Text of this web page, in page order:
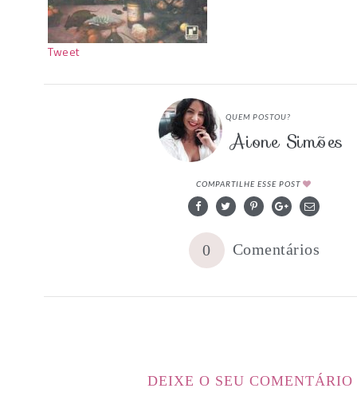
Tweet
QUEM POSTOU?
Aione Simões
COMPARTILHE ESSE POST
0 Comentários
DEIXE O SEU COMENTÁRIO